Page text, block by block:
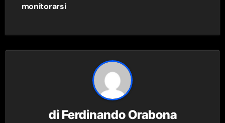
monitorarsi
di Ferdinando Orabona